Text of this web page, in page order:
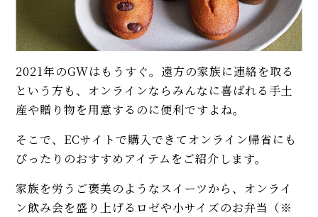
2021年のGWはもうすぐ。遠方の家族に連絡を取る
という方も、オンラインならみんなに喜ばれる手土
産や贈り物を用意するのに便利ですよね。
そこで、ECサイトで購入できてオンライン帰省にも
ぴったりのおすすめアイテムをご紹介します。
家族を労うご褒美のようなスイーツから、オンライ
ン飲み会を盛り上げるロゼや小サイズのお弁当（※